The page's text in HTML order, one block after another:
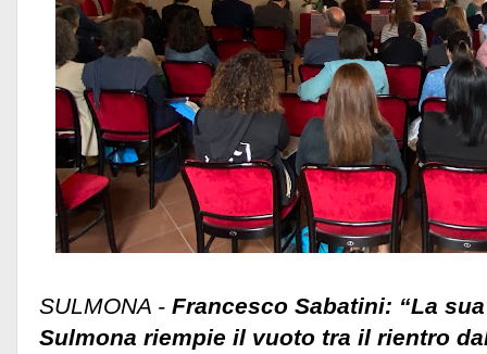
SULMONA - Francesco Sabatini: “La
Sulmona riempie il vuoto tra il rientro